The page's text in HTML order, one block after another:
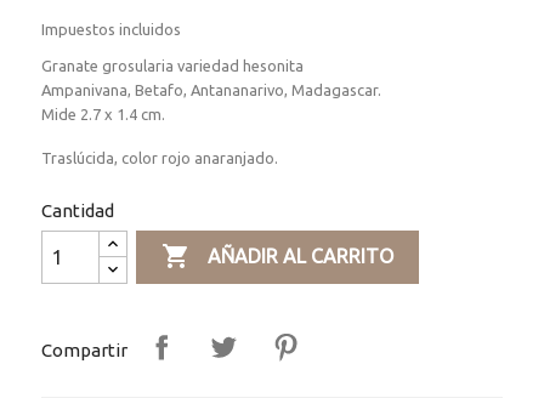
Impuestos incluidos
Granate grosularia variedad hesonita
Ampanivana, Betafo, Antananarivo, Madagascar.
Mide 2.7 x 1.4 cm.
Traslúcida, color rojo anaranjado.
Cantidad
 AÑADIR AL CARRITO
Compartir